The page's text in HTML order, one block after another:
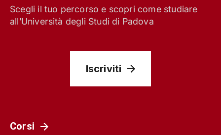
Scegli il tuo percorso e scopri come studiare
all’Università degli Studi di Padova
Iscriviti
Corsi